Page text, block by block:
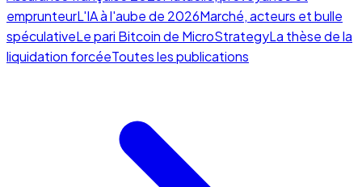
emprunteurL'IA à l'aube de 2026Marché, acteurs et bulle
spéculativeLe pari Bitcoin de MicroStrategyLa thèse de la
liquidation forcéeToutes les publications